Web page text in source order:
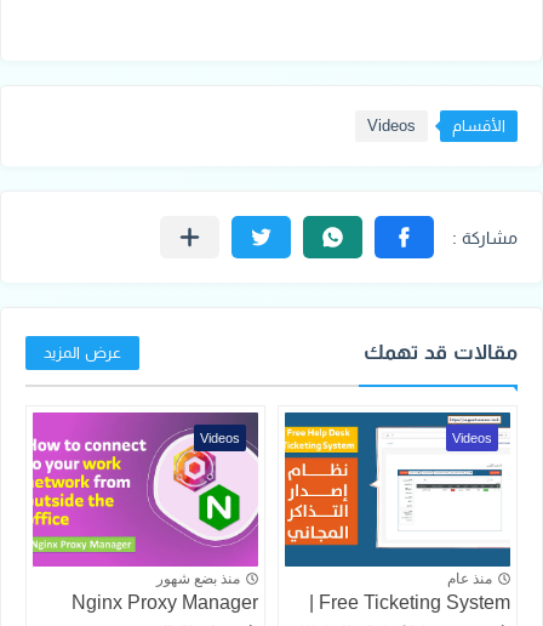
الأقسام Videos
مقالات قد تهمك عرض المزيد
Videos
منذ عام
Videos
منذ بضع شهور
Nginx Proxy Manager